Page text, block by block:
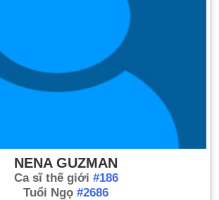
NENA GUZMAN
Ca sĩ thế giới #186
Tuổi Ngọ #2686